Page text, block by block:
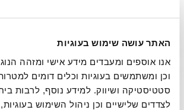
האתר עושה שימוש בעוגיות
לצדדים שלישיים וכן ניהול השימוש